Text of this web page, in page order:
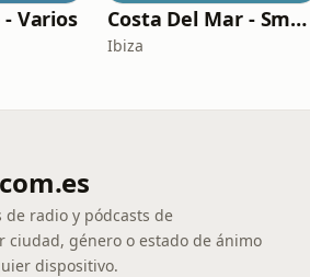
Varios Costa Del Mar - Smooth Jazz
Ibiza
de radio y pódcasts de
ciudad, género o estado de ánimo
dispositivo.